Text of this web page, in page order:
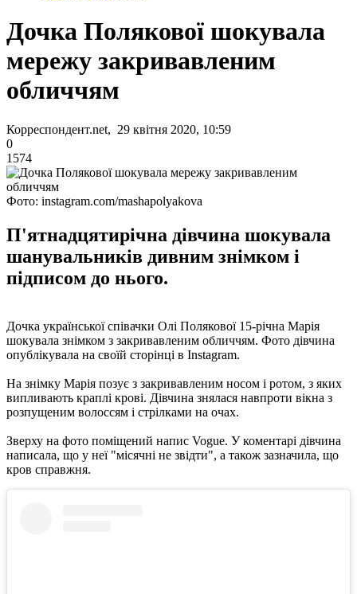
Дочка Полякової шокувала
мережу закривавленим
обличчям
Корреспондент.net, 29 квітня 2020, 10:59
0
1574
Фото: instagram.com/mashapolyakova
П'ятнадцятирічна дівчина шокувала
шанувальників дивним знімком і
підписом до нього.
Дочка української співачки Олі Полякової 15-річна Марія
шокувала знімком з закривавленим обличчям. Фото дівчина
опублікувала на своїй сторінці в Instagram.
На знімку Марія позує з закривавленим носом і ротом, з яких
випливають краплі крові. Дівчина знялася навпроти вікна з
розпущеним волоссям і стрілками на очах.
Зверху на фото поміщений напис Vogue. У коментарі дівчина
написала, що у неї "місячні не звідти", а також зазначила, що
кров справжня.